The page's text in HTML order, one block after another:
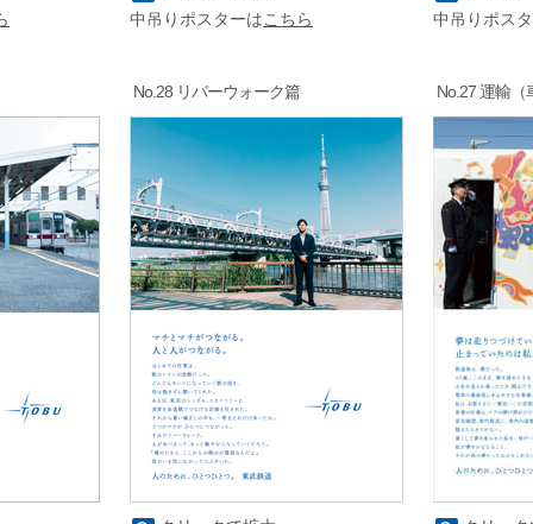
中吊りポスターはこちら
中吊りポス
No.28 リバーウォーク篇 No.27 運輸（